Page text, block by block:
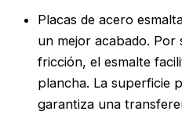
Placas de acero
un mejor acabado. Por
fricción, el esmalte
plancha. La superficie
garantiza una